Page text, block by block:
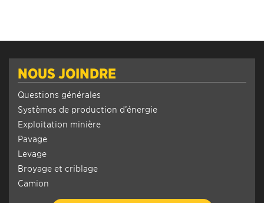
NOUS JOINDRE
Questions générales
Systèmes de production d’énergie
Exploitation minière
Pavage
Levage
Broyage et criblage
Camion